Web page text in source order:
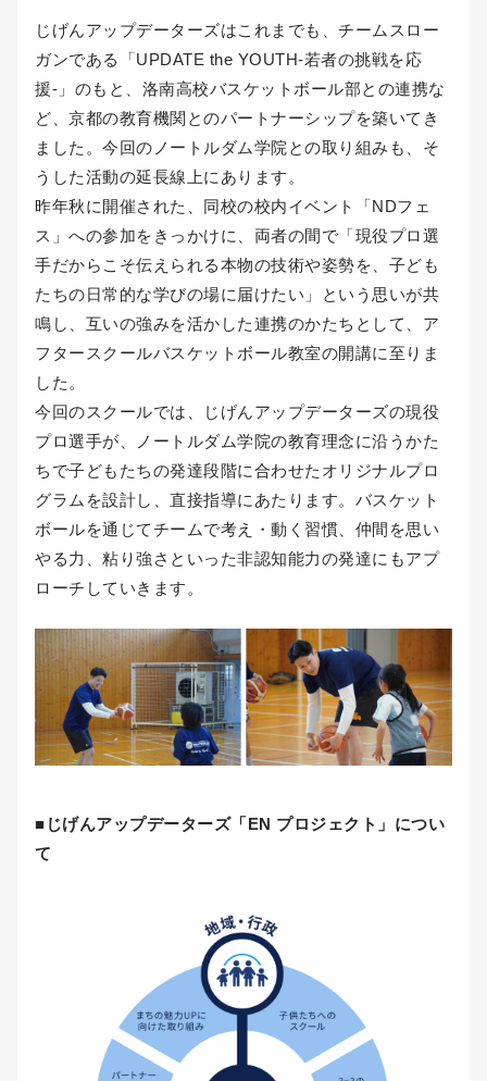
じげんアップデーターズはこれまでも、チームスロー
ガンである「UPDATE the YOUTH-若者の挑戦を応
援-」のもと、洛南高校バスケットボール部との連携な
ど、京都の教育機関とのパートナーシップを築いてき
ました。今回のノートルダム学院との取り組みも、そ
うした活動の延長線上にあります。
昨年秋に開催された、同校の校内イベント「NDフェ
ス」への参加をきっかけに、両者の間で「現役プロ選
手だからこそ伝えられる本物の技術や姿勢を、子ども
たちの日常的な学びの場に届けたい」という思いが共
鳴し、互いの強みを活かした連携のかたちとして、ア
フタースクールバスケットボール教室の開講に至りま
した。
今回のスクールでは、じげんアップデーターズの現役
プロ選手が、ノートルダム学院の教育理念に沿うかた
ちで子どもたちの発達段階に合わせたオリジナルプロ
グラムを設計し、直接指導にあたります。バスケット
ボールを通じてチームで考え・動く習慣、仲間を思い
やる力、粘り強さといった非認知能力の発達にもアプ
ローチしていきます。
■じげんアップデーターズ「EN プロジェクト」につい
て